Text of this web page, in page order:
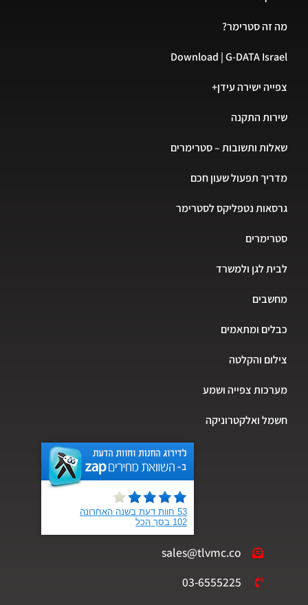
זה סטרימר?
Download | G-DATA
ישירה עידן+
התקנה
ותשובות – סטרימרים
תפעול שעון חכם
נטפליקס לסטרימר
לגן ולמשרד
ומתאמים
והקלטה
צפייה ושמע
ואלקטרוניקה
sales@tlvmc.co
03-6555225